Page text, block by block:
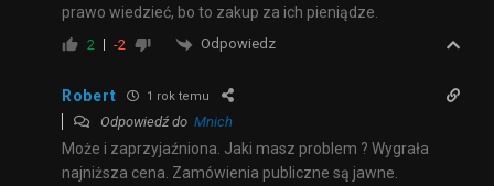
prawo wiedzieć, bo to zakup za ich pieniądze.
2 -2 Odpowiedz
Robert 1 rok temu
Odpowiedź do Mnich
Może i zaprzyjaźniona. Jaki masz problem ? Wygrała
najniższa cena. Zamówienia publiczne są jawne.